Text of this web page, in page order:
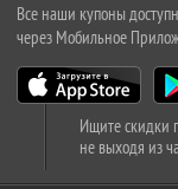
Все наши купоны
через Мобильное
Ищите скидки
не выходя из